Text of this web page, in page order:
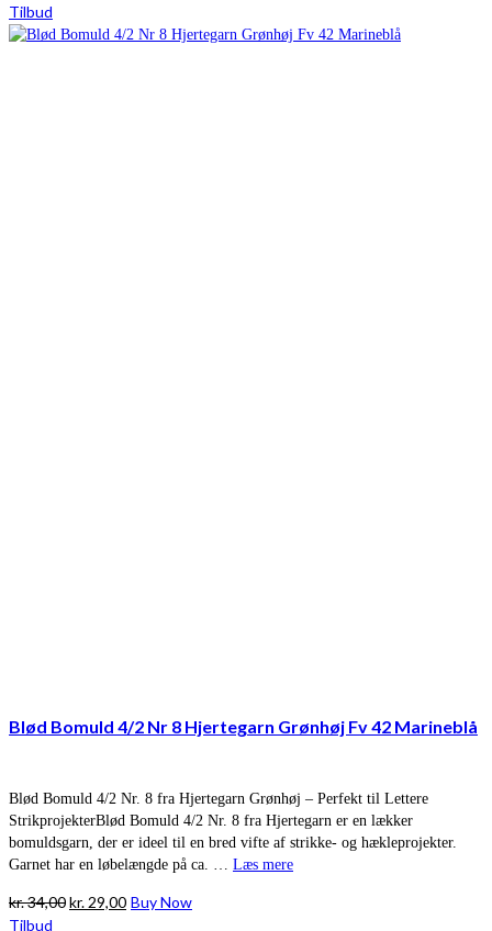
Tilbud
Blød Bomuld 4/2 Nr 8 Hjertegarn Grønhøj Fv 42 Marineblå
Blød Bomuld 4/2 Nr. 8 fra Hjertegarn Grønhøj – Perfekt til Lettere
StrikprojekterBlød Bomuld 4/2 Nr. 8 fra Hjertegarn er en lækker
bomuldsgarn, der er ideel til en bred vifte af strikke- og hækleprojekter.
Garnet har en løbelængde på ca. … Læs mere
kr.34,00Den
kr.29,00Den
Buy Now
Tilbud